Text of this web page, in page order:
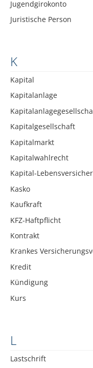
Jugendgirokonto
Juristische Person
K
Kapital
Kapitalanlage
Kapitalgesellschaft
Kapitalmarkt
Kapitalwahlrecht
Kapital-
Kasko
Kaufkraft
KFZ-Haftpflicht
Kontrakt
Krankes
Kredit
Kündigung
Kurs
L
Lastschrift